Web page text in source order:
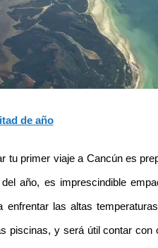
de año
tu primer viaje a Cancún es
año, es imprescindible
enfrentar las altas
piscinas, y será útil contar